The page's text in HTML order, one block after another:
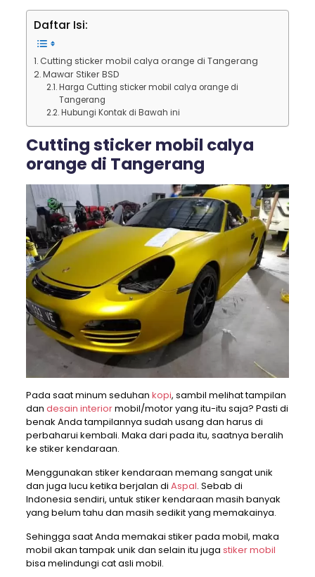
Daftar Isi:
Cutting sticker mobil calya orange di Tangerang
Mawar Stiker BSD
Harga Cutting sticker mobil calya orange di
Tangerang
Hubungi Kontak di Bawah ini
Cutting sticker mobil calya
orange di Tangerang
Pada saat minum seduhan kopi, sambil melihat tampilan
dan desain interiormobil/motor yang itu-itu saja? Pasti di
benak Anda tampilannya sudah usang dan harus di
perbaharui kembali. Maka dari pada itu, saatnya beralih
ke stiker kendaraan.
Menggunakan stiker kendaraan memang sangat unik
dan juga lucu ketika berjalan di Aspal. Sebab di
Indonesia sendiri, untuk stiker kendaraan masih banyak
yang belum tahu dan masih sedikit yang memakainya.
Sehingga saat Anda memakai stiker pada mobil, maka
mobil akan tampak unik dan selain itu juga stiker mobil
bisa melindungi cat asli mobil.